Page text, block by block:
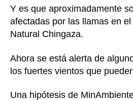
Y es que aproximadamente
afectadas por las llamas en el
Natural Chingaza.
Ahora se está alerta de
los fuertes vientos que
Una hipótesis de